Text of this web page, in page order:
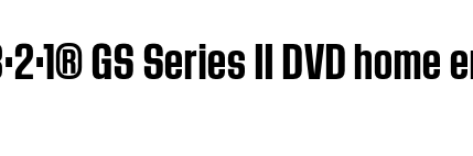
GS Series II DVD